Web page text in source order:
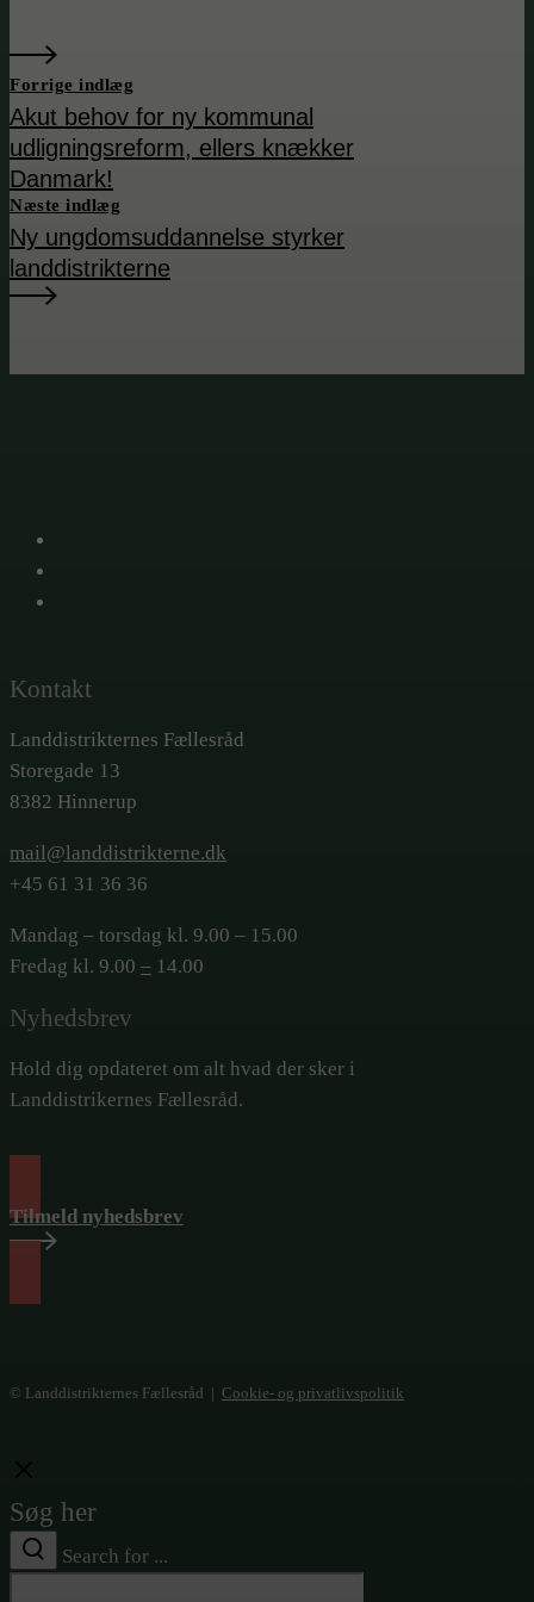
Forrige indlæg
Akut behov for ny kommunal
udligningsreform, ellers knækker
Danmark!
Næste indlæg
Ny ungdoms­uddannelse styrker
landdistrikterne
Kontakt
Landdistrikternes Fællesråd
Storegade 13
8382 Hinnerup
mail@landdistrikterne.dk
+45 61 31 36 36
Mandag – torsdag kl. 9.00 – 15.00
Fredag kl. 9.00 – 14.00
Nyhedsbrev
Hold dig opdateret om alt hvad der sker i
Landdistrikernes Fællesråd.
Tilmeld nyhedsbrev
© Landdistrikternes Fællesråd | Cookie- og privatlivspolitik
Søg her
Search
Search for ...